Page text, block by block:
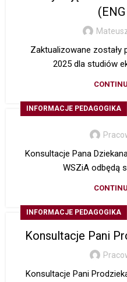
Zaktualizowane zostały
2025 dla studiów
INFORMACJE PEDAGOGIKA
Konsultacje Pana
WSZiA odbędą
INFORMACJE PEDAGOGIKA
Konsultacje Pani
Konsultacje Pani